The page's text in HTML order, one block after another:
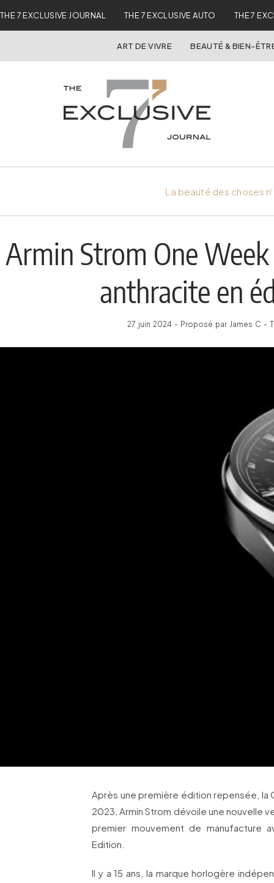
THE 7 EXCLUSIVE JOURNAL THE 7 EXCLUSIVE AUTO THE 7
ART DE VIVRE BEAUTÉ & BIEN-
La beauté des choses
Armin Strom One
anthracite en
27 juin 2024 - Proposé par James C -
Après une première édition repensée, la
2023, Armin Strom dévoile une nouvelle
premier mouvement de manufacture
Edition.
Il y a 15 ans, la marque horlogère